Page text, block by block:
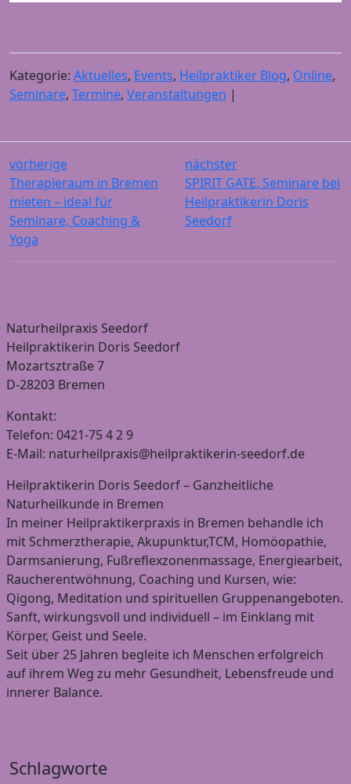
Kategorie: Aktuelles, Events, Heilpraktiker Blog, Online,
Seminare, Termine, Veranstaltungen |
vorherige
Therapieraum in Bremen
mieten – ideal für
Seminare, Coaching &
Yoga
nächster
SPIRIT GATE, Seminare bei
Heilpraktikerin Doris
Seedorf
Naturheilpraxis Seedorf
Heilpraktikerin Doris Seedorf
Mozartsztraße 7
D-28203 Bremen
Kontakt:
Telefon: 0421-75 4 2 9
E-Mail: naturheilpraxis@heilpraktikerin-seedorf.de
Heilpraktikerin Doris Seedorf – Ganzheitliche
Naturheilkunde in Bremen
In meiner Heilpraktikerpraxis in Bremen behandle ich
mit Schmerztherapie, Akupunktur,TCM, Homöopathie,
Darmsanierung, Fußreflexzonenmassage, Energiearbeit,
Raucherentwöhnung, Coaching und Kursen, wie:
Qigong, Meditation und spirituellen Gruppenangeboten.
Sanft, wirkungsvoll und individuell – im Einklang mit
Körper, Geist und Seele.
Seit über 25 Jahren begleite ich Menschen erfolgreich
auf ihrem Weg zu mehr Gesundheit, Lebensfreude und
innerer Balance.
Schlagworte